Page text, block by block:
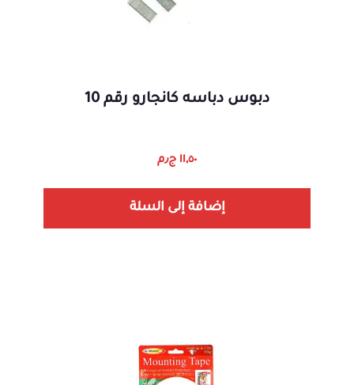
دبوس دباسه كانجارو رقم 10
١١,٥٠ ج٫م
إضافة إلى السلة